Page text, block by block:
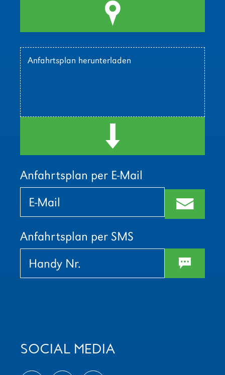
l
Anfahrtsplan herunterladen
d
Anfahrtsplan per E-Mail
Bitte
lasse
dieses
Feld
Bitte
lasse
dieses
Feld
m
Anfahrtsplan per SMS
w
SOCIAL MEDIA